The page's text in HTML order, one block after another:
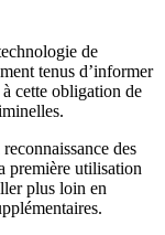
de
tenus d’informer
cette obligation de
des
première utilisation
plus loin en